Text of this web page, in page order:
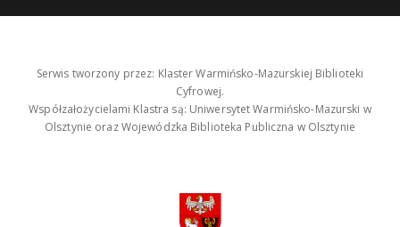
Serwis tworzony przez: Klaster Warmińsko-Mazurskiej Biblioteki
Cyfrowej.
Współzałożycielami Klastra są: Uniwersytet Warmińsko-Mazurski w
Olsztynie oraz Wojewódzka Biblioteka Publiczna w Olsztynie